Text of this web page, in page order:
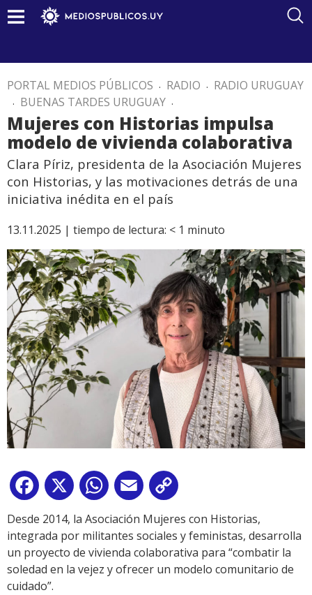
PORTAL MEDIOS PÚBLICOS . RADIO . RADIO URUGUAY
. BUENAS TARDES URUGUAY .
Mujeres con Historias impulsa
modelo de vivienda colaborativa
Clara Píriz, presidenta de la Asociación Mujeres
con Historias, y las motivaciones detrás de una
iniciativa inédita en el país
13.11.2025 | tiempo de lectura: < 1 minuto
Facebook
X WhatsApp
Email
Link
Desde 2014, la Asociación Mujeres con Historias,
integrada por militantes sociales y feministas, desarrolla
un proyecto de vivienda colaborativa para “combatir la
soledad en la vejez y ofrecer un modelo comunitario de
cuidado”.